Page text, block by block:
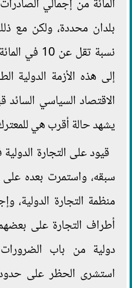
المائة من إجمالي
بلدان محددة، ولكن مع
نسبة تقل
إلى هذه الأزمة الدولية
الاقتصاد السياسي السائد
يشهد حالة أقرب هي
قيود على التجارة
سبقه، واستمرت بعده
منظمة التجارة الدولية،
أطراف التجارة على
دولية من باب
استشرى الحظر على